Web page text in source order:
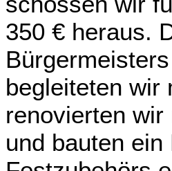
350 € heraus.
begleiteten wir
renovierten
und bauten